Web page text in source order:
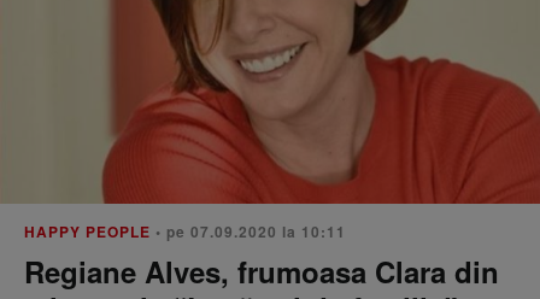
HAPPY PEOPLE • pe 07.09.2020 la 10:11
Regiane Alves, frumoasa Clara din